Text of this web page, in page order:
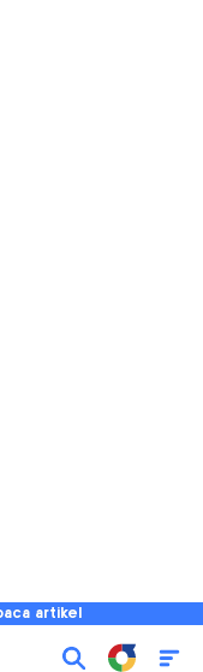
artikel